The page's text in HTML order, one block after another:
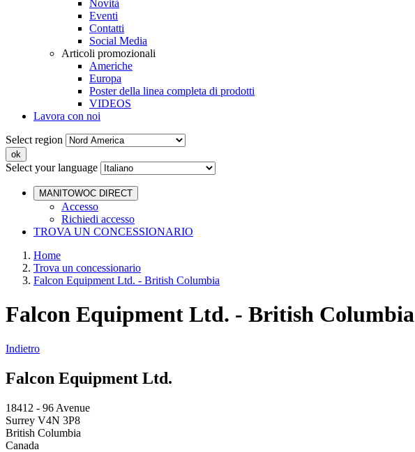
Novità
Eventi
Contatti
Social Media
Articoli promozionali
Americhe
Europa
Poster della linea completa di prodotti
VIDEOS
Lavora con noi
Select region
Select your language
MANITOWOC DIRECT
Accesso
Richiedi accesso
TROVA UN CONCESSIONARIO
Home
Trova un concessionario
Falcon Equipment Ltd. - British Columbia
Falcon Equipment Ltd. - British Columbia
Indietro
Falcon Equipment Ltd.
18412 - 96 Avenue
Surrey V4N 3P8
British Columbia
Canada